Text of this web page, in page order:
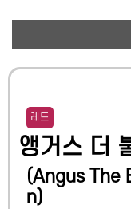
레드
앵거스 더
(Angus The
n)